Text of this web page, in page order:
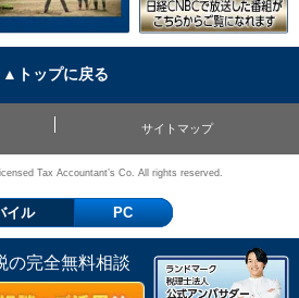
▲トップに戻る
サイトマップ
Tax Accountant’s Co. All rights reserved.
の完全無料相談
イル PC